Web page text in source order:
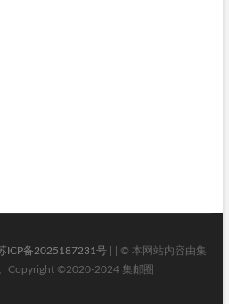
ICP备2025187231号| | © 本网站内容由集
Copyright ©2020-2024 集邮圈